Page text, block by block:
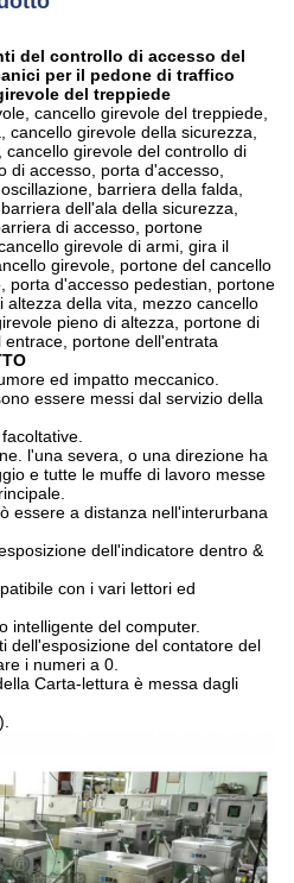
del controllo di accesso del
per il pedone di traffico
del treppiede
cancello girevole del treppiede,
girevole della sicurezza,
girevole del controllo di
di accesso, porta d'accesso,
barriera della falda,
dell'ala della sicurezza,
di accesso, portone
girevole di armi, gira il
girevole, portone del cancello
porta d'accesso pedestian, portone
della vita, mezzo cancello
pieno di altezza, portone di
portone dell'entrata
ed impatto meccanico.
essere messi dal servizio della
l'una severa, o una direzione ha
e tutte le muffe di lavoro messe
essere a distanza nell'interurbana
dell'indicatore dentro &
con i vari lettori ed
intelligente del computer.
dell'esposizione del contatore del
i numeri a 0.
Carta-lettura è messa dagli